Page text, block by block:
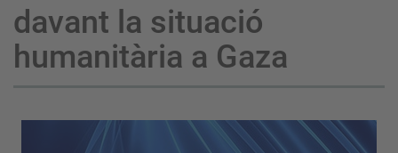
davant la situació
humanitària a Gaza